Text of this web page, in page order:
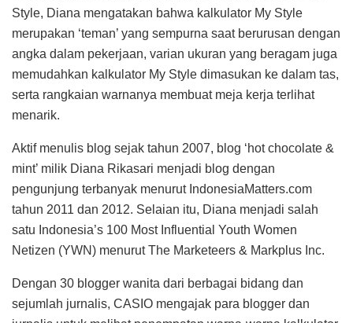
Style, Diana mengatakan bahwa kalkulator My Style
merupakan ‘teman’ yang sempurna saat berurusan dengan
angka dalam pekerjaan, varian ukuran yang beragam juga
memudahkan kalkulator My Style dimasukan ke dalam tas,
serta rangkaian warnanya membuat meja kerja terlihat
menarik.
Aktif menulis blog sejak tahun 2007, blog ‘hot chocolate &
mint’ milik Diana Rikasari menjadi blog dengan
pengunjung terbanyak menurut IndonesiaMatters.com
tahun 2011 dan 2012. Selaian itu, Diana menjadi salah
satu Indonesia’s 100 Most Influential Youth Women
Netizen (YWN) menurut The Marketeers & Markplus Inc.
Dengan 30 blogger wanita dari berbagai bidang dan
sejumlah jurnalis, CASIO mengajak para blogger dan